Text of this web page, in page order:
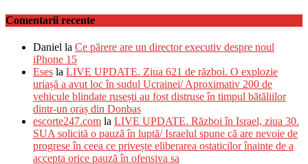
Comentarii recente
Daniel la Ce părere are un director executiv despre noul
iPhone 15
Eses la LIVE UPDATE. Ziua 621 de război. O explozie
uriașă a avut loc în sudul Ucrainei/ Aproximativ 200 de
vehicule blindate rusești au fost distruse în timpul bătăliilor
dintr-un oraș din Donbas
escorte247.com la LIVE UPDATE. Război în Israel, ziua 30.
SUA solicită o pauză în luptă/ Israelul spune că are nevoie de
progrese în ceea ce privește eliberarea ostaticilor înainte de a
accepta orice pauză în ofensiva sa